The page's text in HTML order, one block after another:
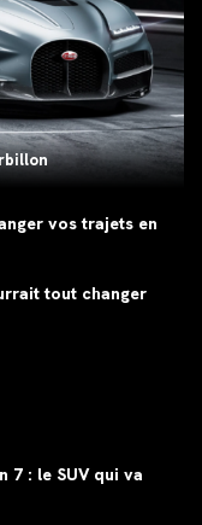
vos trajets en
tout changer
7 : le SUV qui va